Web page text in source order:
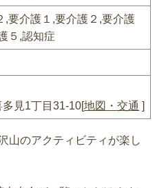
,要介護１,要介護２,要介護
５,認知症
見1丁目31-10[地図・交通 ]
山のアクティビティが楽し